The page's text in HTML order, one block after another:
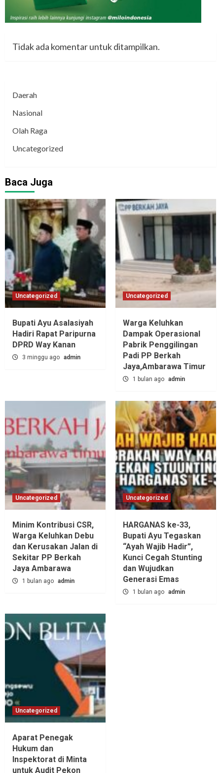
Tidak ada komentar untuk ditampilkan.
Daerah
Nasional
Olah Raga
Uncategorized
Baca Juga
Uncategorized
Bupati Ayu Asalasiyah
Hadiri Rapat Paripurna
DPRD Way Kanan
3 minggu ago admin
Uncategorized
Warga Keluhkan
Dampak Operasional
Pabrik Penggilingan
Padi PP Berkah
Jaya,‎Ambarawa Timur
1 bulan ago admin
Uncategorized
Minim Kontribusi CSR,
Warga Keluhkan Debu
dan Kerusakan Jalan di
Sekitar PP Berkah
Jaya Ambarawa‎
1 bulan ago admin
Uncategorized
HARGANAS ke-33,
Bupati Ayu Tegaskan
“Ayah Wajib Hadir”,
Kunci Cegah Stunting
dan Wujudkan
Generasi Emas
1 bulan ago admin
Uncategorized
Aparat Penegak
Hukum dan
Inspektorat di Minta
untuk Audit Pekon